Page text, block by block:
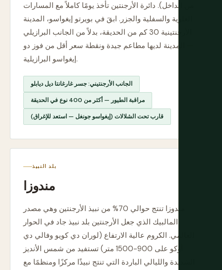
من الداخل). دائرة الأرجنتين تأخذ يومًا كاملاً مع المسارات
العلوية والسفلية والجزر. ابقَ في بويرتو إيغواسو، المدينة
الأرجنتينية 30 كم من الحديقة، بدلاً من الجانب البرازيلي
— المدينة لديها مطاعم جيدة ونقطة سعر أقل من فوز دو
إيغواسو البرازيلية.
الجانب الأرجنتيني: جسر غارغانتا ديل ديابلو
مراقبة الطيور — أكثر من 400 نوع في الحديقة
قارب تحت الشلالات (إيغواسو جونغل — استعد للإغراق)
بلد النبيذ
مندوزا
مندوزا تنتج حوالي 70% من نبيذ الأرجنتين وهي مصدر
المالبيك الذي جعل الأرجنتين بلد نبيذ جاد في الحوار
العالمي. الكروم عالية الارتفاع (لوران دي كويو وفالي دي
أوكو على 900-1500 متر) تستفيد من شمس الأنديز
الشديدة والليالي الباردة التي تنتج نبيذًا مركزًا ومنظمًا مع